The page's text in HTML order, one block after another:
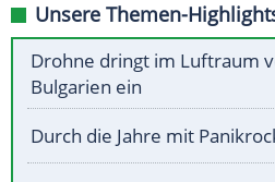
Unsere Themen-
Drohne dringt im Luftraum
Bulgarien ein
Durch die Jahre mit